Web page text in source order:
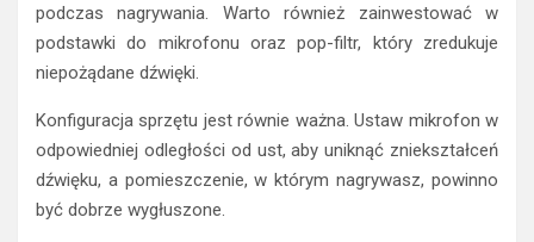
podczas nagrywania. Warto również zainwestować w
podstawki do mikrofonu oraz pop-filtr, który zredukuje
niepożądane dźwięki.
Konfiguracja sprzętu jest równie ważna. Ustaw mikrofon w
odpowiedniej odległości od ust, aby uniknąć zniekształceń
dźwięku, a pomieszczenie, w którym nagrywasz, powinno
być dobrze wygłuszone.